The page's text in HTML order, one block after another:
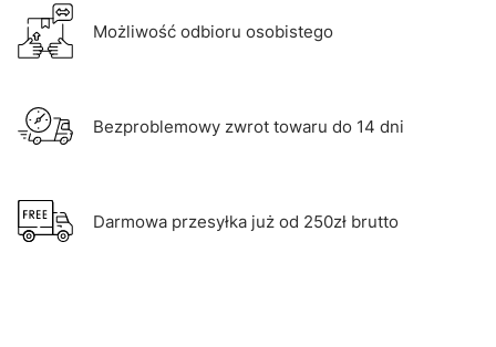
Możliwość odbioru osobistego
Bezproblemowy zwrot towaru do 14 dni
Darmowa przesyłka już od 250zł brutto